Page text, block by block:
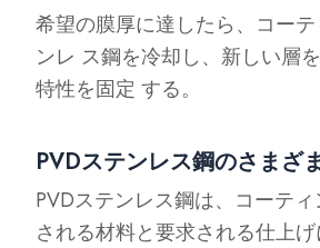
希望の膜厚に達したら、コー
ンレ ス鋼を冷却し、新しい層
特性を固定 する。
PVDステンレス鋼のさまざ
PVDステンレス鋼は、コーテ
される材料と要求される仕上